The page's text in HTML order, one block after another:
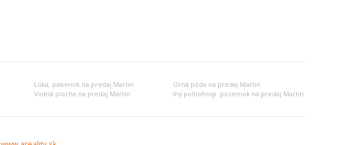
Lúka, pasienok na predaj Martin
Orná pôda na predaj Martin
Vodná plocha na predaj Martin Iný poľnohosp. pozemok na predaj Martin